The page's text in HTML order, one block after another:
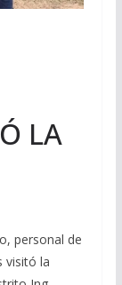
LA
personal de
visitó la